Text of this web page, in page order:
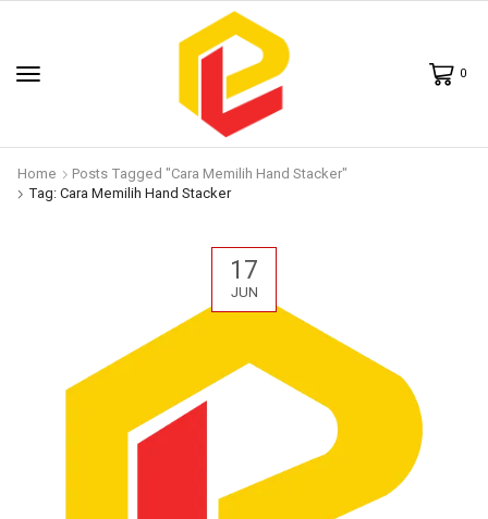
0
Home
Posts Tagged "Cara Memilih Hand Stacker"
Tag: Cara Memilih Hand Stacker
17
JUN